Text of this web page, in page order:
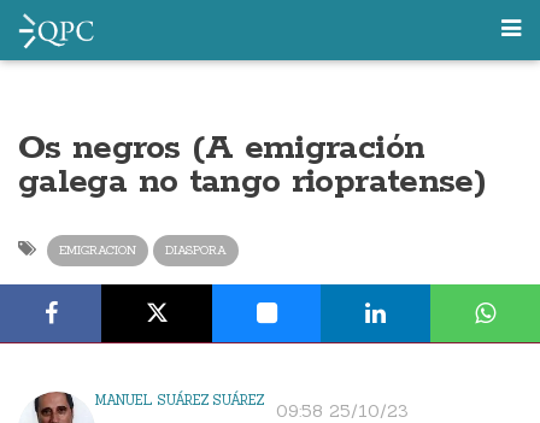
Os negros (A emigración
galega no tango riopratense)
EMIGRACION DIASPORA
MANUEL SUÁREZ SUÁREZ 09:58 25/10/23